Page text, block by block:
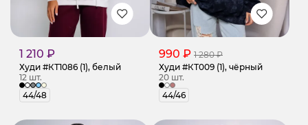
1 210 ₽
Худи #КТ1086 (1), белый
12 шт.
44/48
990 ₽ 1 280 ₽
Худи #КТ009 (1), чёрный
20 шт.
44/46